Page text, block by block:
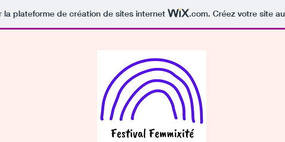
la plateforme de création de sites internet .com. Créez votre site